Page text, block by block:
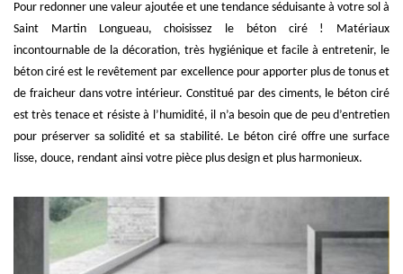
Pour redonner une valeur ajoutée et une tendance séduisante à votre sol à
Saint Martin Longueau, choisissez le béton ciré ! Matériaux
incontournable de la décoration, très hygiénique et facile à entretenir, le
béton ciré est le revêtement par excellence pour apporter plus de tonus et
de fraicheur dans votre intérieur. Constitué par des ciments, le béton ciré
est très tenace et résiste à l’humidité, il n’a besoin que de peu d’entretien
pour préserver sa solidité et sa stabilité. Le béton ciré offre une surface
lisse, douce, rendant ainsi votre pièce plus design et plus harmonieux.